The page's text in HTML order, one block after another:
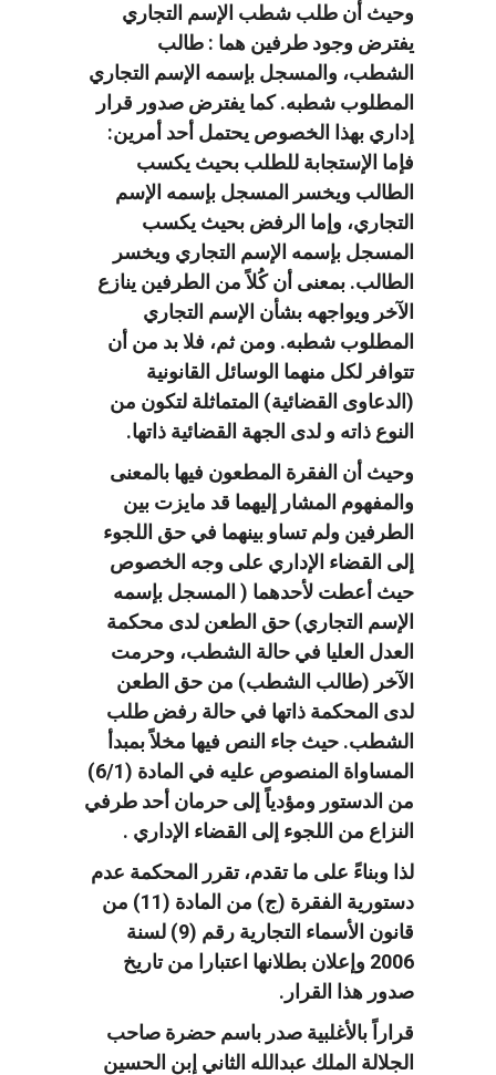
وحيث أن طلب شطب الإسم التجاري
يفترض وجود طرفين هما : طالب
الشطب، والمسجل بإسمه الإسم التجاري
المطلوب شطبه. كما يفترض صدور قرار
إداري بهذا الخصوص يحتمل أحد أمرين:
فإما الإستجابة للطلب بحيث يكسب
الطالب ويخسر المسجل بإسمه الإسم
التجاري، وإما الرفض بحيث يكسب
المسجل بإسمه الإسم التجاري ويخسر
الطالب. بمعنى أن كُلاً من الطرفين ينازع
الآخر ويواجهه بشأن الإسم التجاري
المطلوب شطبه. ومن ثم، فلا بد من أن
تتوافر لكل منهما الوسائل القانونية
(الدعاوى القضائية) المتماثلة لتكون من
النوع ذاته و لدى الجهة القضائية ذاتها.
وحيث أن الفقرة المطعون فيها بالمعنى
والمفهوم المشار إليهما قد مايزت بين
الطرفين ولم تساو بينهما في حق اللجوء
إلى القضاء الإداري على وجه الخصوص
حيث أعطت لأحدهما ( المسجل بإسمه
الإسم التجاري) حق الطعن لدى محكمة
العدل العليا في حالة الشطب، وحرمت
الآخر (طالب الشطب) من حق الطعن
لدى المحكمة ذاتها في حالة رفض طلب
الشطب. حيث جاء النص فيها مخلاً بمبدأ
المساواة المنصوص عليه في المادة (6/1)
من الدستور ومؤدياً إلى حرمان أحد طرفي
النزاع من اللجوء إلى القضاء الإداري .
لذا وبناءً على ما تقدم، تقرر المحكمة عدم
دستورية الفقرة (ج) من المادة (11) من
قانون الأسماء التجارية رقم (9) لسنة
2006 وإعلان بطلانها اعتبارا من تاريخ
صدور هذا القرار.
قراراً بالأغلبية صدر باسم حضرة صاحب
الجلالة الملك عبدالله الثاني إبن الحسين